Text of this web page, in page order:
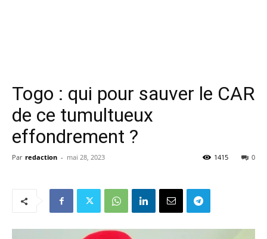
Togo : qui pour sauver le CAR
de ce tumultueux
effondrement ?
Par redaction - mai 28, 2023 0
1415